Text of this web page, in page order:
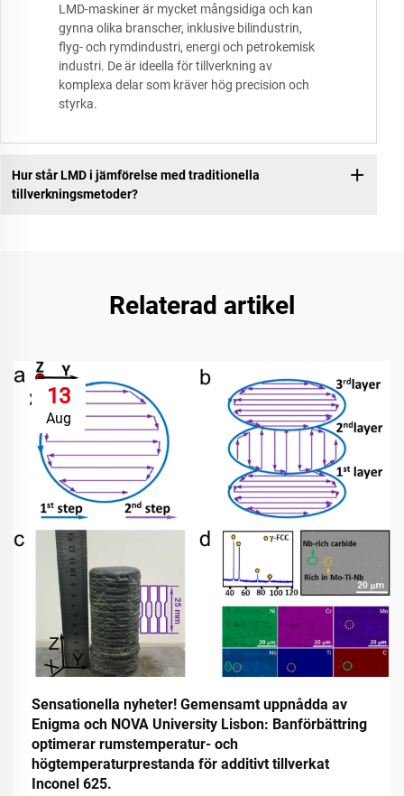
LMD-maskiner är mycket mångsidiga och kan
gynna olika branscher, inklusive bilindustrin,
flyg- och rymdindustri, energi och petrokemisk
industri. De är ideella för tillverkning av
komplexa delar som kräver hög precision och
styrka.
Hur står LMD i jämförelse med traditionella
tillverkningsmetoder?
Relaterad artikel
13
Aug
Sensationella nyheter! Gemensamt uppnådda av
Enigma och NOVA University Lisbon: Banförbättring
optimerar rumstemperatur- och
högtemperaturprestanda för additivt tillverkat
Inconel 625.